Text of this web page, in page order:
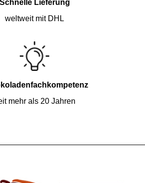
Schnelle Lieferung
weltweit mit DHL
mehr als 20 Jahren